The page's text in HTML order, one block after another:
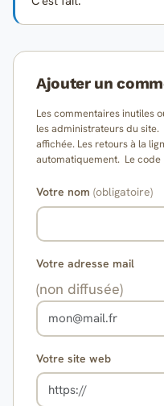
Ajouter un
Les commentaires inutiles
les administrateurs du
affichée. Les retours à la
automatiquement. Le code
Votre nom (obligatoire)
Votre adresse mail
(non diffusée)
Votre site web